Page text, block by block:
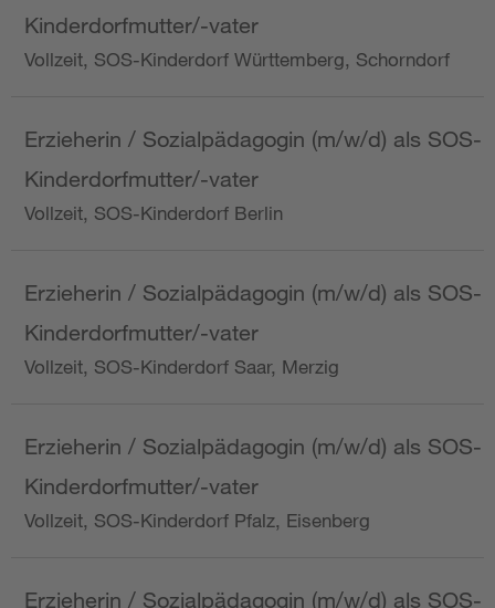
Kinderdorfmutter/-vater
Vollzeit, SOS-Kinderdorf Württemberg, Schorndorf
Erzieherin / Sozialpädagogin (m/w/d) als SOS-
Kinderdorfmutter/-vater
Vollzeit, SOS-Kinderdorf Berlin
Erzieherin / Sozialpädagogin (m/w/d) als SOS-
Kinderdorfmutter/-vater
Vollzeit, SOS-Kinderdorf Saar, Merzig
Erzieherin / Sozialpädagogin (m/w/d) als SOS-
Kinderdorfmutter/-vater
Vollzeit, SOS-Kinderdorf Pfalz, Eisenberg
Erzieherin / Sozialpädagogin (m/w/d) als SOS-